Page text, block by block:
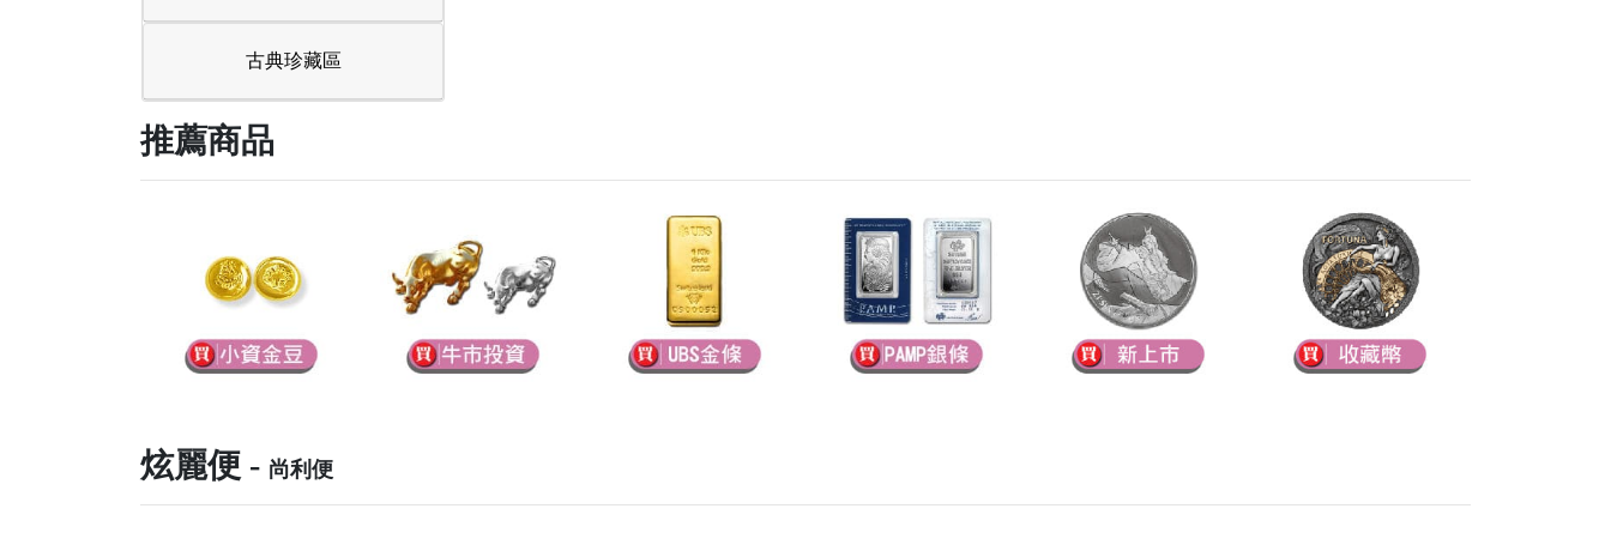
古典珍藏區
推薦商品
炫麗便 - 尚利便